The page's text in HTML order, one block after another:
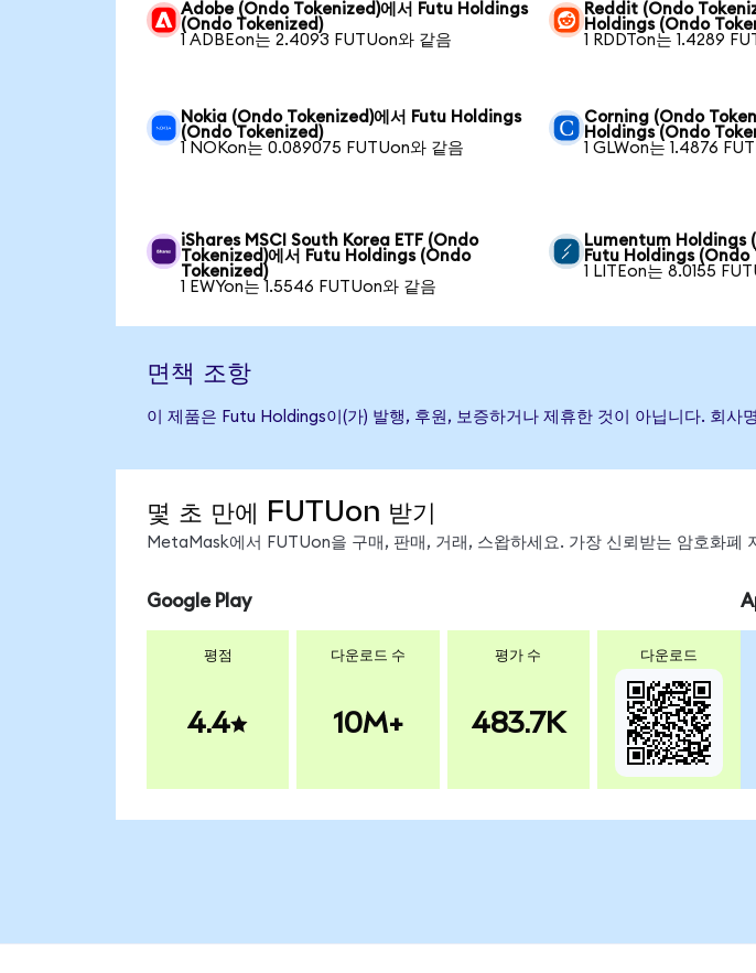
Adobe (Ondo Tokenized)에서 Futu Holdings
(Ondo Tokenized)
1 ADBEon는 2.4093 FUTUon와 같음
Reddit (Ondo
Holdings (Ondo
1 RDDTon는 1.4289
Nokia (Ondo Tokenized)에서 Futu Holdings
(Ondo Tokenized)
1 NOKon는 0.089075 FUTUon와 같음
Corning (Ondo
Holdings (Ondo
1 GLWon는 1.4876
iShares MSCI South Korea ETF (Ondo
Tokenized)에서 Futu Holdings (Ondo
Tokenized)
1 EWYon는 1.5546 FUTUon와 같음
Lumentum Holdings
Futu Holdings (Ondo
1 LITEon는 8.0155
면책 조항
이 제품은 Futu Holdings이(가) 발행, 후원, 보증하거나 제휴한 것이 아닙니다. 회
몇 초 만에 FUTUon 받기
MetaMask에서 FUTUon을 구매, 판매, 거래, 스왑하세요. 가장 신뢰받는 암호화폐
Google Play
평점
4.4
다운로드 수
10M+
평가 수
483.7K
다운로드